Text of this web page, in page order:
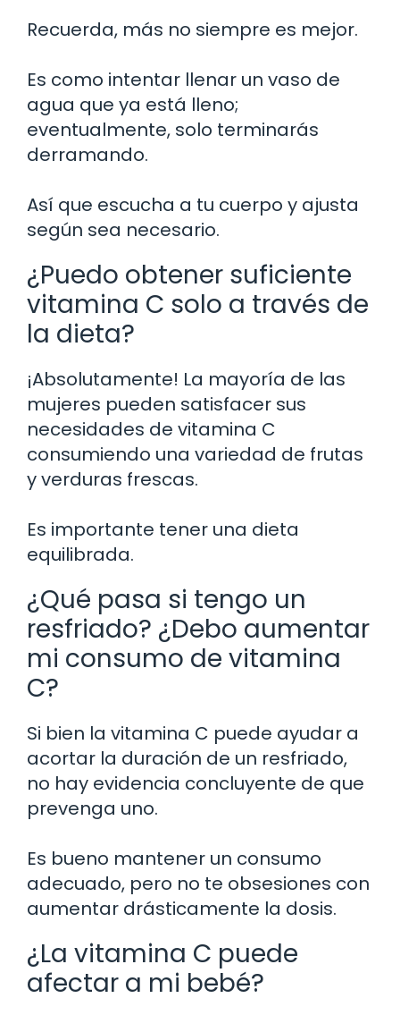
Recuerda, más no siempre es mejor.
Es como intentar llenar un vaso de
agua que ya está lleno;
eventualmente, solo terminarás
derramando.
Así que escucha a tu cuerpo y ajusta
según sea necesario.
¿Puedo obtener suficiente
vitamina C solo a través de
la dieta?
¡Absolutamente! La mayoría de las
mujeres pueden satisfacer sus
necesidades de vitamina C
consumiendo una variedad de frutas
y verduras frescas.
Es importante tener una dieta
equilibrada.
¿Qué pasa si tengo un
resfriado? ¿Debo aumentar
mi consumo de vitamina
C?
Si bien la vitamina C puede ayudar a
acortar la duración de un resfriado,
no hay evidencia concluyente de que
prevenga uno.
Es bueno mantener un consumo
adecuado, pero no te obsesiones con
aumentar drásticamente la dosis.
¿La vitamina C puede
afectar a mi bebé?